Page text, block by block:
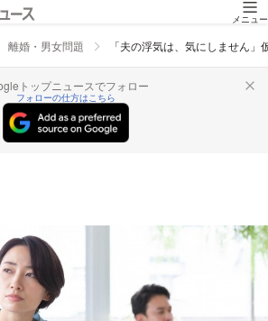
メニュー
離婚・男女問題 「夫の浮気は、気にしません
トップニュースでフォロー
フォローの仕方はこちら